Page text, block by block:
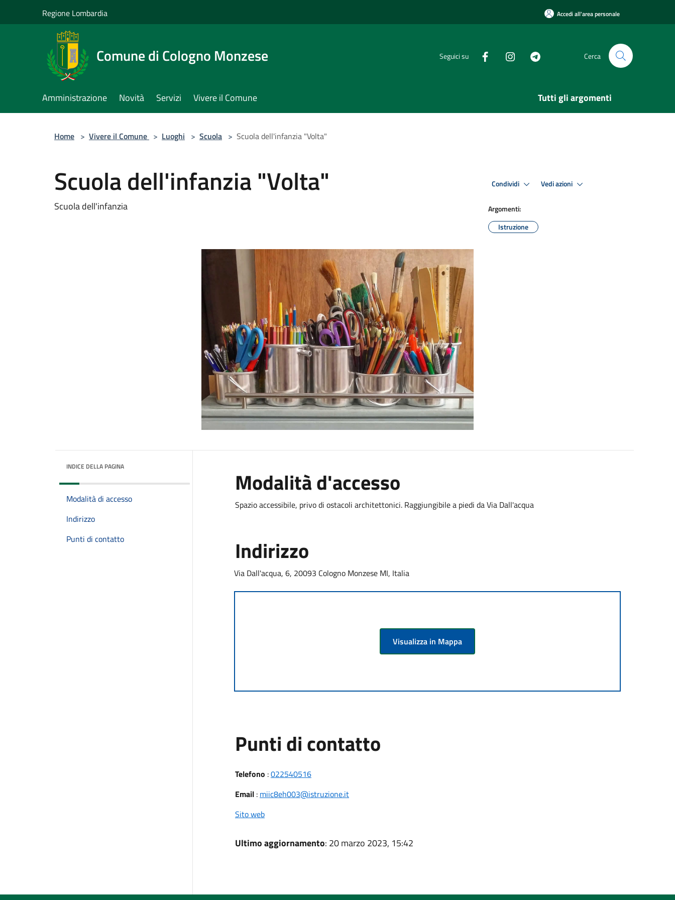
Regione Lombardia Accedi all'area personale
Comune di Cologno Monzese Seguici su Cerca
Amministrazione Novità Servizi Vivere il Comune Tutti gli argomenti
Home > Vivere il Comune > Luoghi > Scuola > Scuola dell'infanzia "Volta"
Scuola dell'infanzia "Volta"
Scuola dell'infanzia
Condividi Vedi azioni
Argomenti:
Istruzione
INDICE DELLA PAGINA
Modalità di accesso
Indirizzo
Punti di contatto
Modalità d'accesso
Spazio accessibile, privo di ostacoli architettonici. Raggiungibile a piedi da Via Dall'acqua
Indirizzo
Via Dall'acqua, 6, 20093 Cologno Monzese MI, Italia
Visualizza in Mappa
Punti di contatto
Telefono :022540516
Email: miic8eh003@istruzione.it
Sito web
Ultimo aggiornamento: 20 marzo 2023, 15:42